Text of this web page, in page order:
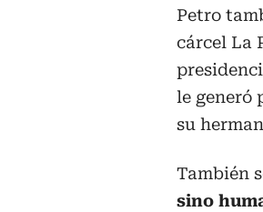
Petro
cárcel La
le generó
su
También
sino